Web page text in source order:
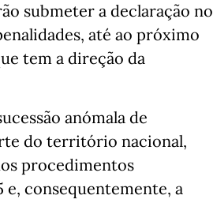
submeter a declaração no
até ao próximo
tem a direção da
anómala de
do território nacional,
procedimentos
consequentemente, a